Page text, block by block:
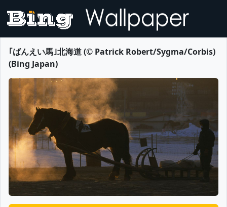
｢ばんえい馬｣北海道 (© Patrick Robert/Sygma/Corbis)
(Bing Japan)